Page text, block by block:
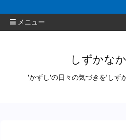
メニュー
しずかな
'かずし'の日々の気づきを'しず